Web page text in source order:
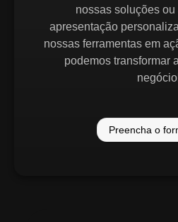
nossas soluções
apresentação
nossas ferramentas em
podemos transformar
Preencha o